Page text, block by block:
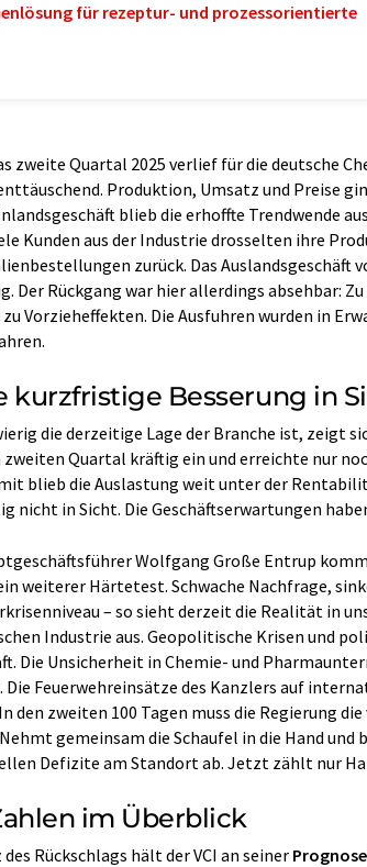
für rezeptur- und prozessorientierte
zweite Quartal 2025 verlief für die deutsche
Produktion, Umsatz und Preise
blieb die erhoffte Trendwende
Kunden aus der Industrie drosselten ihre
zurück. Das Auslandsgeschäft
Der Rückgang war hier allerdings absehbar:
zu Vorzieheffekten. Die Ausfuhren wurden in
kurzfristige Besserung in
die derzeitige Lage der Branche ist, zeigt
zweiten Quartal kräftig ein und erreichte nur
blieb die Auslastung weit unter der
nicht in Sicht. Die Geschäftserwartungen
Wolfgang Große Entrup
weiterer Härtetest. Schwache Nachfrage,
– so sieht derzeit die Realität in
Industrie aus. Geopolitische Krisen und
Die Unsicherheit in Chemie- und
Die Feuerwehreinsätze des Kanzlers auf
den zweiten 100 Tagen muss die Regierung
gemeinsam die Schaufel in die Hand und
Defizite am Standort ab. Jetzt zählt nur
im Überblick
Rückschlags hält der VCI an seiner Prognose